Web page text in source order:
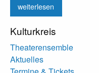
weiterlesen
Kulturkreis
Theaterensemble
Aktuelles